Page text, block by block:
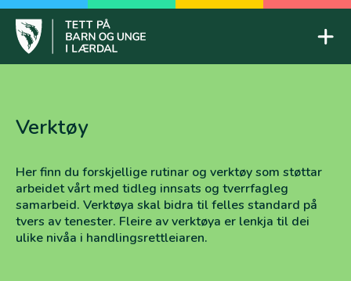
Skip
content
Tett på barn og unge
Verktøy
Her finn du forskjellige rutinar og verktøy som støttar
arbeidet vårt med tidleg innsats og tverrfagleg
samarbeid. Verktøya skal bidra til felles standard på
tvers av tenester. Fleire av verktøya er lenkja til dei
ulike nivåa i handlingsrettleiaren.